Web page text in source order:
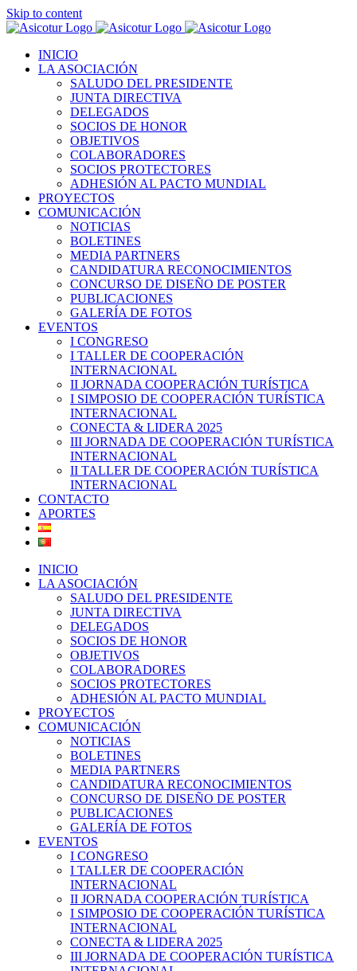
Skip to content
INICIO
LA ASOCIACIÓN
SALUDO DEL PRESIDENTE
JUNTA DIRECTIVA
DELEGADOS
SOCIOS DE HONOR
OBJETIVOS
COLABORADORES
SOCIOS PROTECTORES
ADHESIÓN AL PACTO MUNDIAL
PROYECTOS
COMUNICACIÓN
NOTICIAS
BOLETINES
MEDIA PARTNERS
CANDIDATURA RECONOCIMIENTOS
CONCURSO DE DISEÑO DE POSTER
PUBLICACIONES
GALERÍA DE FOTOS
EVENTOS
I CONGRESO
I TALLER DE COOPERACIÓN
INTERNACIONAL
II JORNADA COOPERACIÓN TURÍSTICA
I SIMPOSIO DE COOPERACIÓN TURÍSTICA
INTERNACIONAL
CONECTA & LIDERA 2025
III JORNADA DE COOPERACIÓN TURÍSTICA
INTERNACIONAL
II TALLER DE COOPERACIÓN TURÍSTICA
INTERNACIONAL
CONTACTO
APORTES
INICIO
LA ASOCIACIÓN
SALUDO DEL PRESIDENTE
JUNTA DIRECTIVA
DELEGADOS
SOCIOS DE HONOR
OBJETIVOS
COLABORADORES
SOCIOS PROTECTORES
ADHESIÓN AL PACTO MUNDIAL
PROYECTOS
COMUNICACIÓN
NOTICIAS
BOLETINES
MEDIA PARTNERS
CANDIDATURA RECONOCIMIENTOS
CONCURSO DE DISEÑO DE POSTER
PUBLICACIONES
GALERÍA DE FOTOS
EVENTOS
I CONGRESO
I TALLER DE COOPERACIÓN
INTERNACIONAL
II JORNADA COOPERACIÓN TURÍSTICA
I SIMPOSIO DE COOPERACIÓN TURÍSTICA
INTERNACIONAL
CONECTA & LIDERA 2025
III JORNADA DE COOPERACIÓN TURÍSTICA